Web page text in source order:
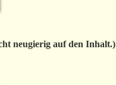
neugierig auf den Inhalt.)